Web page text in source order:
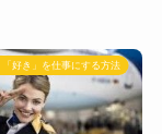
「好き」を仕事にする方法